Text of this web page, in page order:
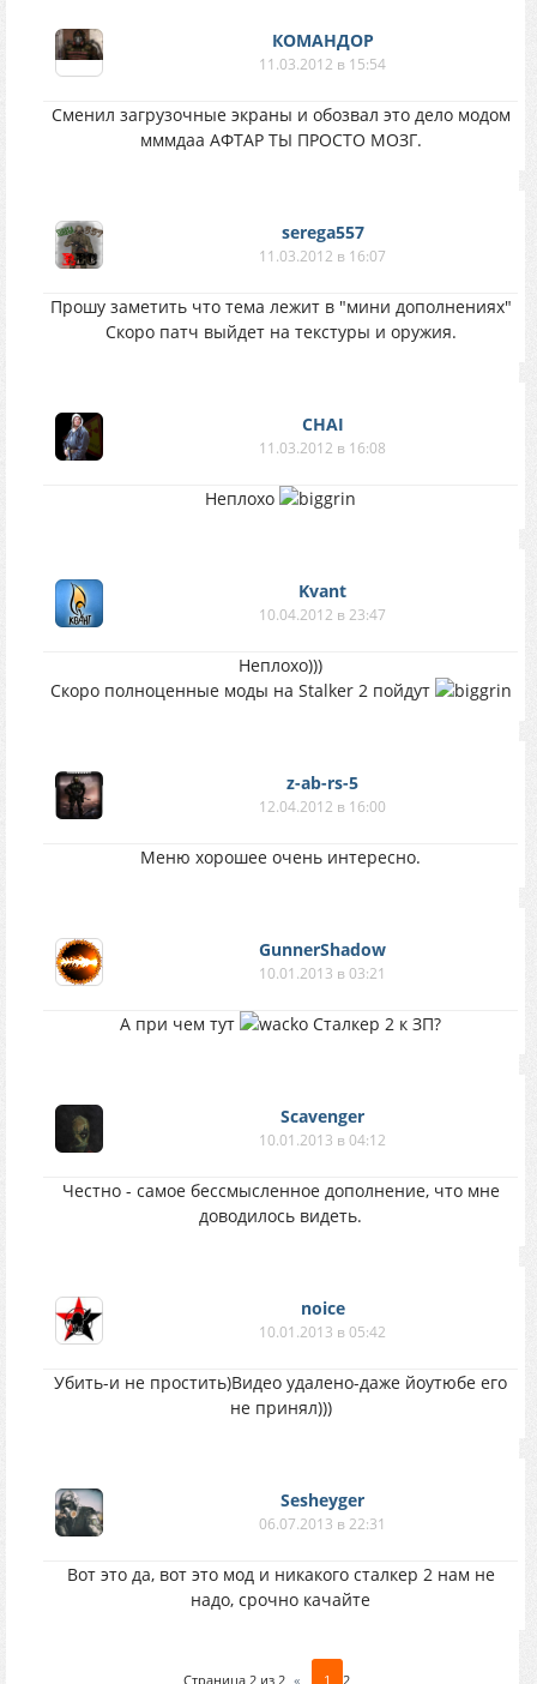
КОМАНДОР
11.03.2012 в 15:54
Сменил загрузочные экраны и обозвал это дело модом
мммдаа АФТАР ТЫ ПРОСТО МОЗГ.
serega557
11.03.2012 в 16:07
Прошу заметить что тема лежит в "мини дополнениях"
Скоро патч выйдет на текстуры и оружия.
CHAI
11.03.2012 в 16:08
Неплохо
Kvant
10.04.2012 в 23:47
Неплохо)))
Скоро полноценные моды на Stalker 2 пойдут
z-ab-rs-5
12.04.2012 в 16:00
Меню хорошее очень интересно.
GunnerShadow
10.01.2013 в 03:21
А при чем тут Сталкер 2 к ЗП?
Scavenger
10.01.2013 в 04:12
Честно - самое бессмысленное дополнение, что мне
доводилось видеть.
noice
10.01.2013 в 05:42
Убить-и не простить)Видео удалено-даже йоутюбе его
не принял)))
Sesheyger
06.07.2013 в 22:31
Вот это да, вот это мод и никакого сталкер 2 нам не
надо, срочно качайте
Страница 2 из 2 « 1 2